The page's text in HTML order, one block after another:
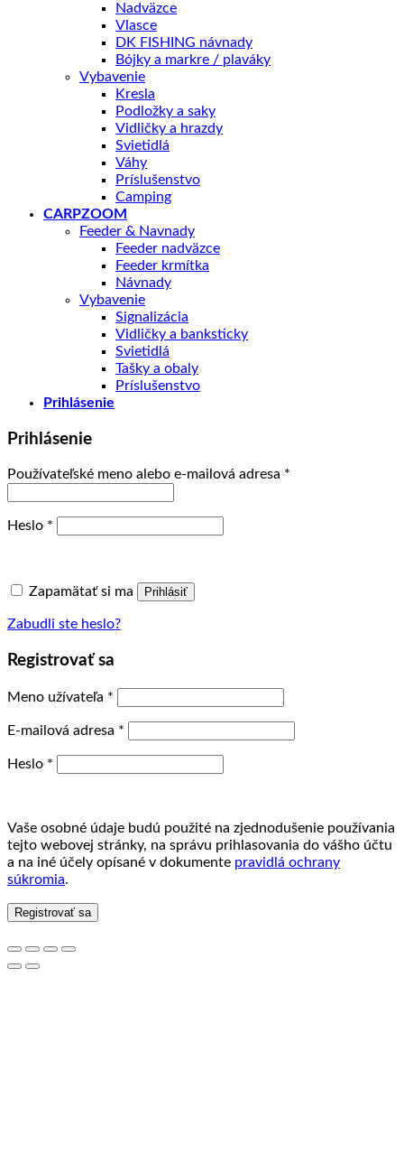
Nadväzce
Vlasce
DK FISHING návnady
Bójky a markre / plaváky
Vybavenie
Kresla
Podložky a saky
Vidličky a hrazdy
Svietidlá
Váhy
Príslušenstvo
Camping
CARPZOOM
Feeder & Navnady
Feeder nadväzce
Feeder krmítka
Návnady
Vybavenie
Signalizácia
Vidličky a banksticky
Svietidlá
Tašky a obaly
Príslušenstvo
Prihlásenie
Prihlásenie
Používateľské meno alebo e-mailová adresa *
Heslo *
Zapamätať si ma Prihlásiť
Zabudli ste heslo?
Registrovať sa
Meno užívateľa *
E-mailová adresa *
Heslo *
Vaše osobné údaje budú použité na zjednodušenie používania
tejto webovej stránky, na správu prihlasovania do vášho účtu
a na iné účely opísané v dokumente pravidlá ochrany
súkromia.
Registrovať sa